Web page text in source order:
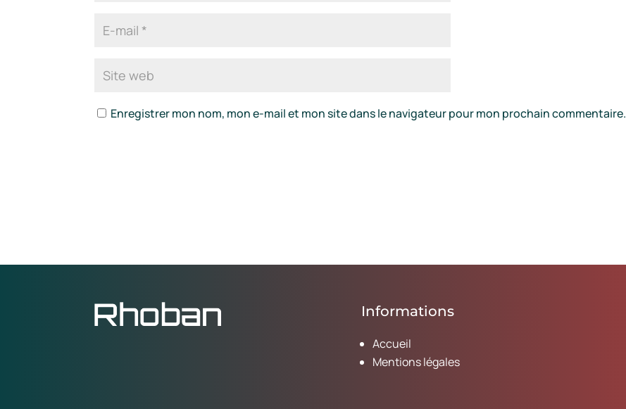
Enregistrer mon nom, mon e-mail et mon site dans le navigateur pour mon prochain commentaire.
Informations
Accueil
Mentions légales